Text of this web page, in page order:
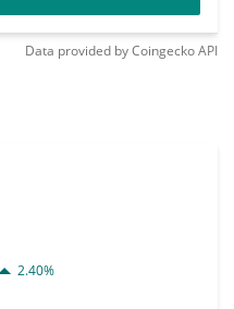
Data provided byCoingeckoAPI
2.40%